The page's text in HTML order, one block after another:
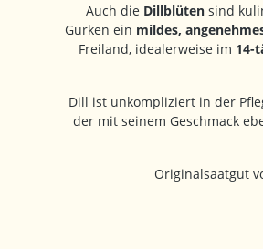
Auch die Dillblüten sind
Gurken ein mildes,
Freiland, idealerweise im 14-
Dill ist unkompliziert in der
der mit seinem Geschmack
Originalsaatgut